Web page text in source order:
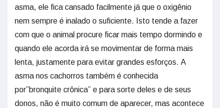
asma, ele fica cansado facilmente já que o oxigênio
nem sempre é inalado o suficiente. Isto tende a fazer
com que o animal procure ficar mais tempo dormindo e
quando ele acorda irá se movimentar de forma mais
lenta, justamente para evitar grandes esforços. A
asma nos cachorros também é conhecida
por”bronquite crônica” e para sorte deles e de seus
donos, não é muito comum de aparecer, mas acontece